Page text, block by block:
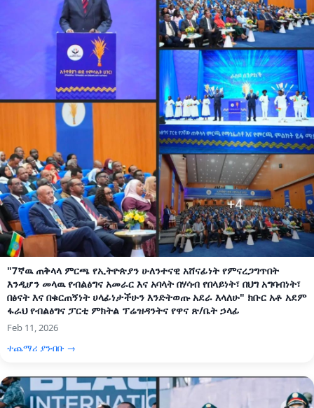
"7ኛዉ ጠቅላላ ምርጫ የኢትዮጵያን ሁለንተናዊ አሸናፊነት የምናረጋግጥበት
እንዲሆን መላዉ የብልፅግና አመራር እና አባላት በሃሳብ የበላይነት፣ በህግ አግባብነት፣
በፅናት እና በቁርጠኝነት ሀላፊነታችሁን እንድትወጡ አደራ እላለሁ" ክቡር አቶ አደም
ፋራህ የብልፅግና ፓርቲ ምክትል ፕሬዝዳንትና የዋና ጽ/ቤት ኃላፊ
Feb 11, 2026
ተጨማሪ ያንብቡ →